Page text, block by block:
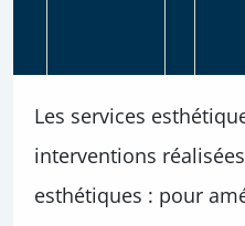
Les services
interventions
esthétiques : pour